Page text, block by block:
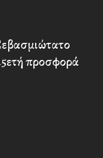
προσφορά